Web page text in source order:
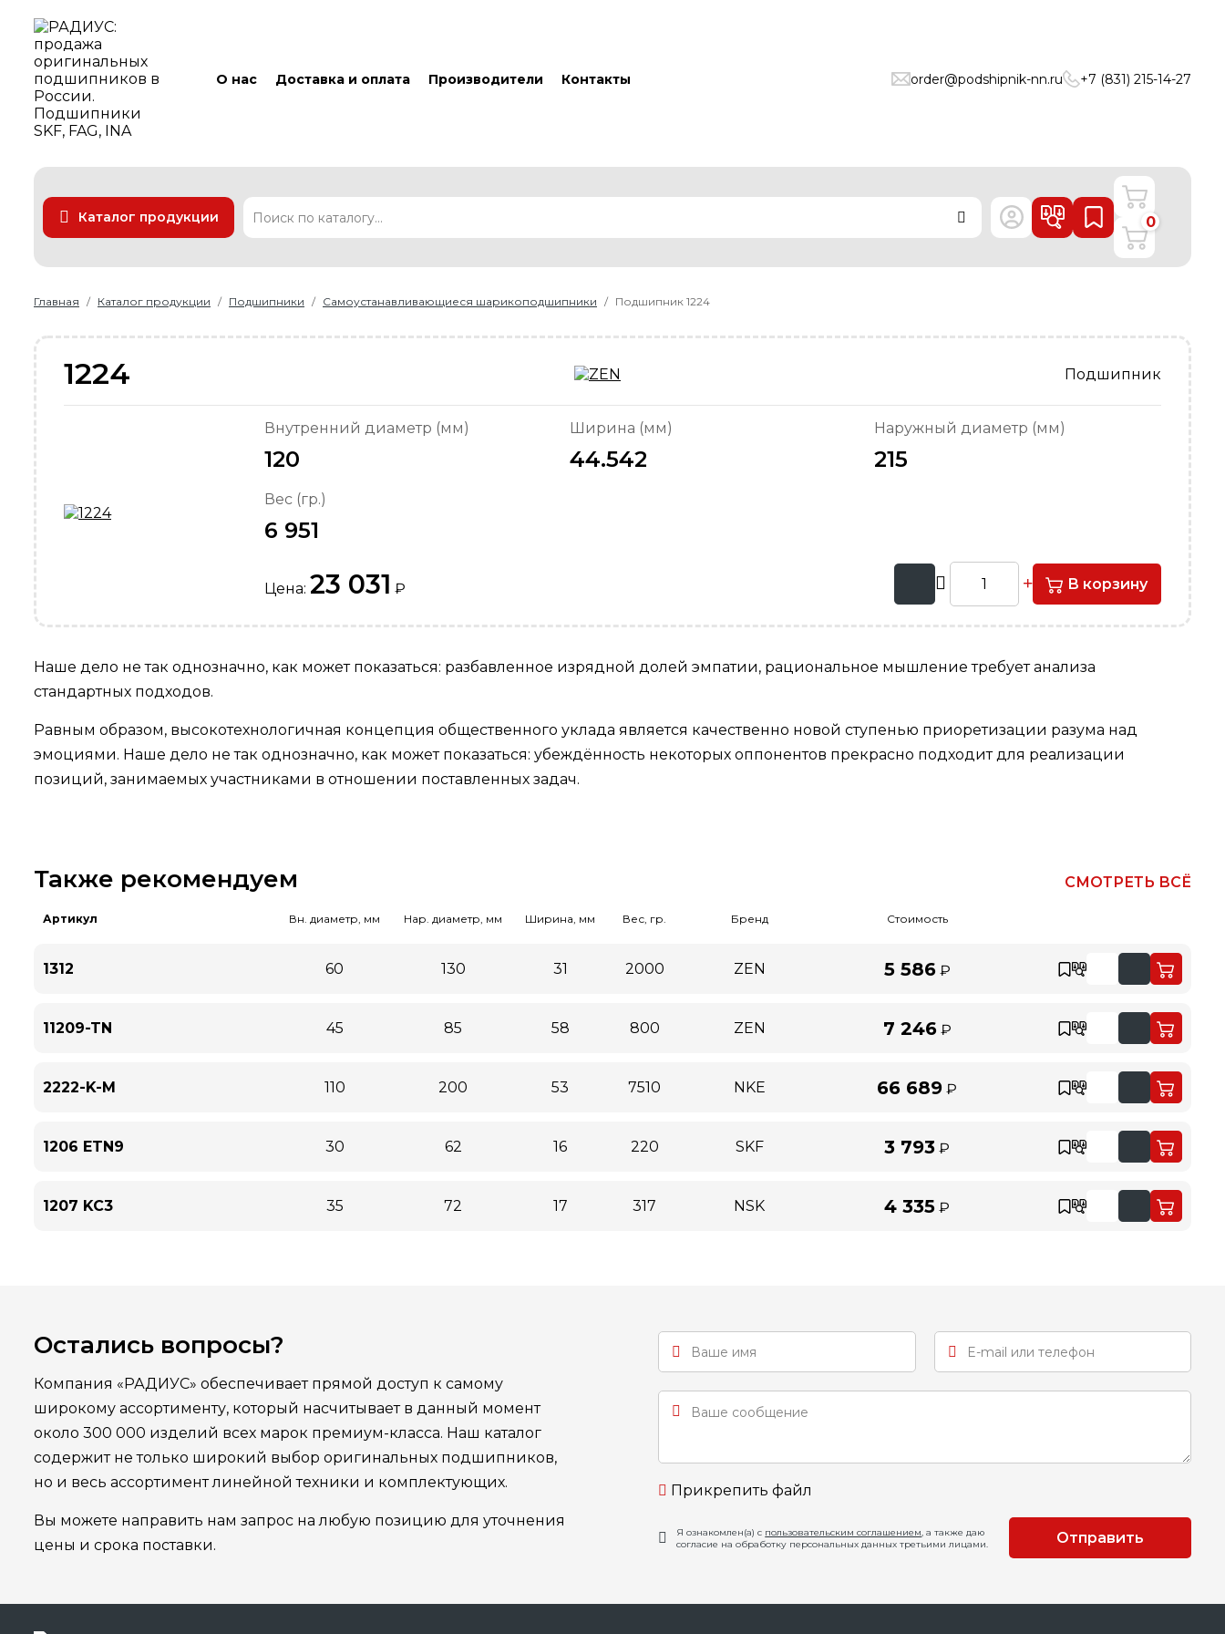
О нас Доставка и оплата Производители Контакты order@podshipnik-nn.ru +7 (831) 215-14-27
Каталог продукции
Уплотнения
0
Главная Каталог продукции Подшипники Самоустанавливающиеся шарикоподшипники Подшипник 1224
1224 Подшипник
Внутренний диаметр (мм)
120
Ширина (мм)
44.542
Наружный диаметр (мм)
215
Вес (гр.)
6 951
Цена: 23 031 ₽ В корзину
Наше дело не так однозначно, как может показаться: разбавленное изрядной долей эмпатии, рациональное мышление требует анализа
стандартных подходов.
Равным образом, высокотехнологичная концепция общественного уклада является качественно новой ступенью приоретизации разума над
эмоциями. Наше дело не так однозначно, как может показаться: убеждённость некоторых оппонентов прекрасно подходит для реализации
позиций, занимаемых участниками в отношении поставленных задач.
Также рекомендуем СМОТРЕТЬ ВСЁ
Артикул Вн. диаметр, мм Нар. диаметр, мм Ширина, мм Вес, гр. Бренд Стоимость
1312 60 130 31 2000 ZEN 5 586₽
11209-TN 45 85 58 800 ZEN 7 246₽
2222-K-M 110 200 53 7510 NKE 66 689 ₽
1206 ETN9 30 62 16 220 SKF 3 793 ₽
1207 KC3 35 72 17 317 NSK 4 335 ₽
Остались вопросы?
Компания «РАДИУС» обеспечивает прямой доступ к самому
широкому ассортименту, который насчитывает в данный момент
около 300 000 изделий всех марок премиум-класса. Наш каталог
содержит не только широкий выбор оригинальных подшипников,
но и весь ассортимент линейной техники и комплектующих.
Вы можете направить нам запрос на любую позицию для уточнения
цены и срока поставки.
Прикрепить файл
Я ознакомлен(а) с пользовательским соглашением , а также даю
согласие на обработку персональных данных третьими лицами.
Отправить